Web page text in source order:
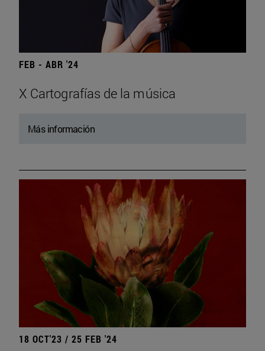
FEB - ABR '24
X Cartografías de la música
Más información
18 OCT'23 / 25 FEB '24